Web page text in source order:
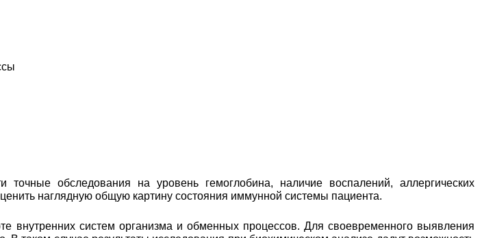
обследования на уровень гемоглобина, наличие воспалений, аллергических
наглядную общую картину состояния иммунной системы пациента.
внутренних систем организма и обменных процессов. Для своевременного выявления